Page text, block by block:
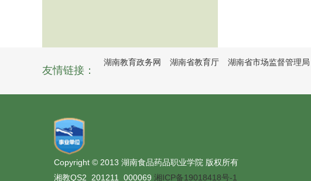
友情链接：
湖南教育政务网 湖南省教育厅 湖南省市场监督管理局
Copyright © 2013 湖南食品药品职业学院 版权所有
湘教QS2_201211_000069 湘ICP备19018418号-1